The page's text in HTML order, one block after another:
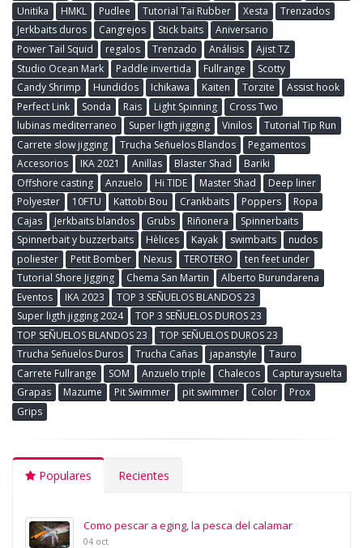
Unitika
HMKL Pudlee Tutorial Tai Rubber Xesta
Trenzados
Jerkbaits duros
Cangrejos Stick baits
Aniversario
Power Tail Squid
regalos Trenzado Análisis
Ajist TZ
Studio Ocean Mark
Paddle invertida Fullrange
Scotty
Candy Shrimp
Hundidos Ichikawa Kaiten Torzite
Assist hook
Perfect Link
Sonda Rais Light Spinning
Cross Two
lubinas mediterraneo
Super ligth jigging Vinilos
Tutorial Tip Run
Carrete slow jigging
Trucha Señuelos Blandos
Pegamentos
Accesorios
IKA 2021 Anillas Blaster Shad
Bariki
Offshore casting
Anzuelo Hi TIDE Master Shad
Deep liner
Polyester
10FTU Kattobi Bou Crankbaits Poppers
Ropa
Cajas
Jerkbaits blandos Grubs Riñonera
Spinnerbaits
Spinnerbait y buzzerbaits
Hèlices Kayak swimbaits
nudos
poliester
Petit Bomber Nexus TEROTERO
ten feet under
Tutorial Shore Jigging
Chema San Martin
Alberto Burundarena
Eventos
IKA 2023
TOP 3 SEÑUELOS BLANDOS 23
Super ligth jigging 2024
TOP 3 SEÑUELOS DUROS 23
TOP SEÑUELOS BLANDOS 23
TOP SEÑUELOS DUROS 23
Trucha Señuelos Duros
Trucha Cañas japanstyle
Tauro
Carrete Fullrange
SOM Anzuelo triple Chalecos
Capturaysuelta
Grapas
Mazume Pit Swimmer pit swimmer Color
Prox
Grips
Populares Recientes
Como pescar a eging, la pesca del calamar
04 oct